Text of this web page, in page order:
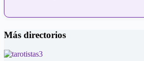
Más directorios